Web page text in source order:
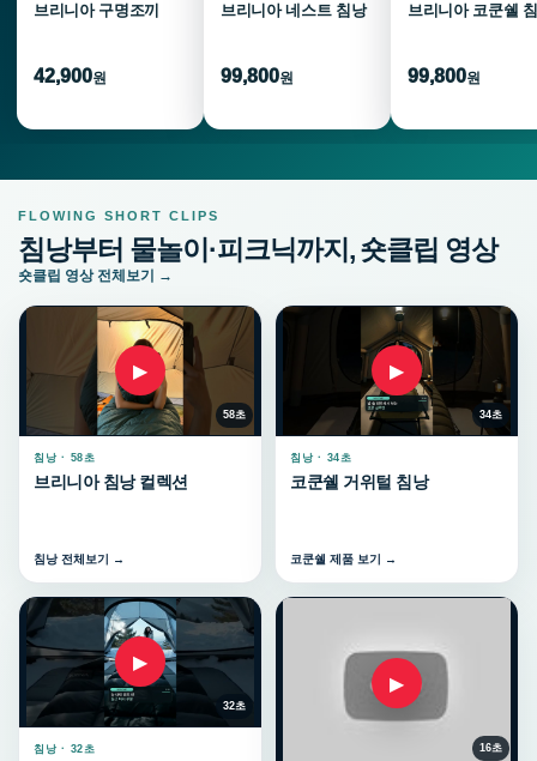
브리니아 구명조끼
42,900원
브리니아 네스트 침낭
99,800원
브리니아 코쿤쉘
99,800원
FLOWING SHORT CLIPS
침낭부터 물놀이·피크닉까지, 숏클립 영상
숏클립 영상 전체보기 →
▶
58초
침낭 · 58초
브리니아 침낭 컬렉션
침낭 전체보기 →
▶
34초
침낭 · 34초
코쿤쉘 거위털 침낭
코쿤쉘 제품 보기 →
▶
32초
침낭 · 32초
▶
16초